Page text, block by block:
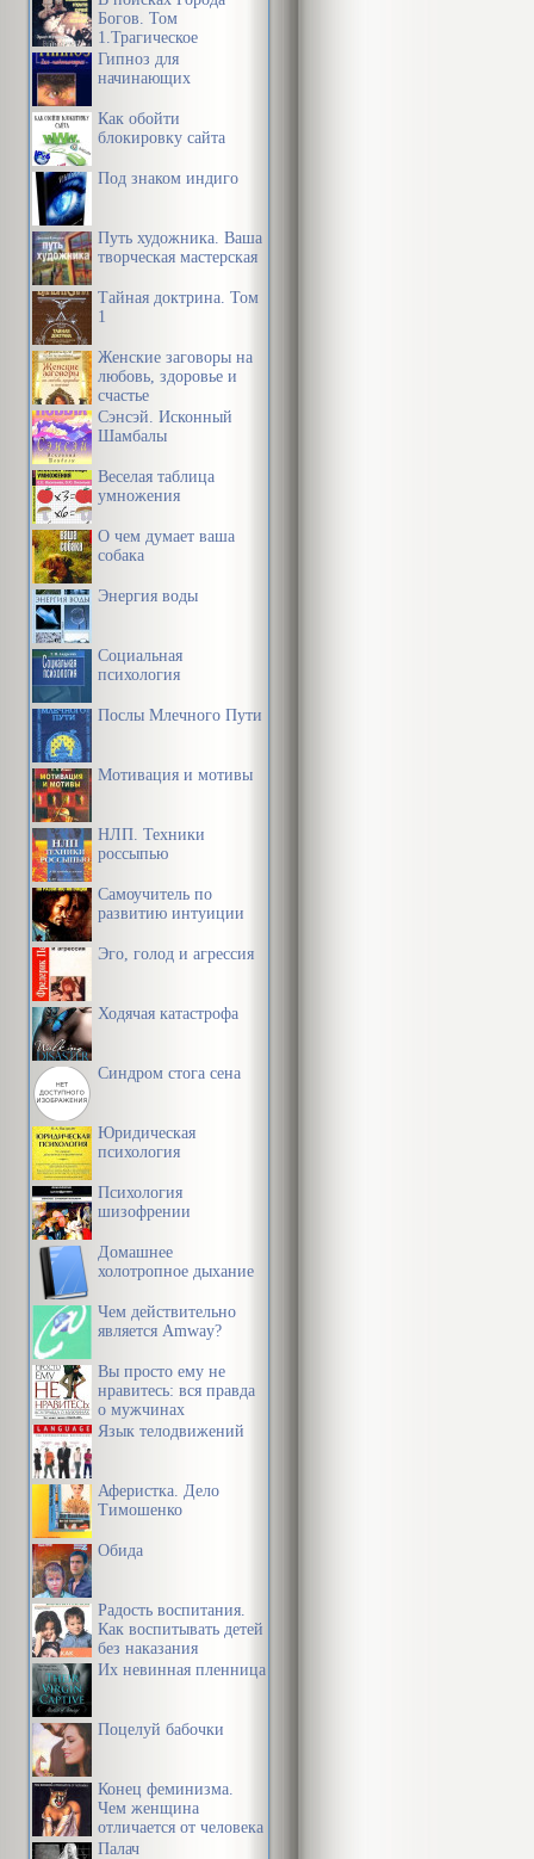
Богов. Том
1.Трагическое
послание древних.
Гипноз для
начинающих
Как обойти
блокировку сайта
Под знаком индиго
Путь художника. Ваша
творческая мастерская
Тайная доктрина. Том
1
Женские заговоры на
любовь, здоровье и
счастье
Сэнсэй. Исконный
Шамбалы
Веселая таблица
умножения
О чем думает ваша
собака
Энергия воды
Социальная
психология
Послы Млечного Пути
Мотивация и мотивы
НЛП. Техники
россыпью
Самоучитель по
развитию интуиции
Эго, голод и агрессия
Ходячая катастрофа
Синдром стога сена
Юридическая
психология
Психология
шизофрении
Домашнее
холотропное дыхание
Чем действительно
является Amway?
Вы просто ему не
нравитесь: вся правда
о мужчинах
Язык телодвижений
Аферистка. Дело
Тимошенко
Обида
Радость воспитания.
Как воспитывать детей
без наказания
Их невинная пленница
Поцелуй бабочки
Конец феминизма.
Чем женщина
отличается от человека
Палач